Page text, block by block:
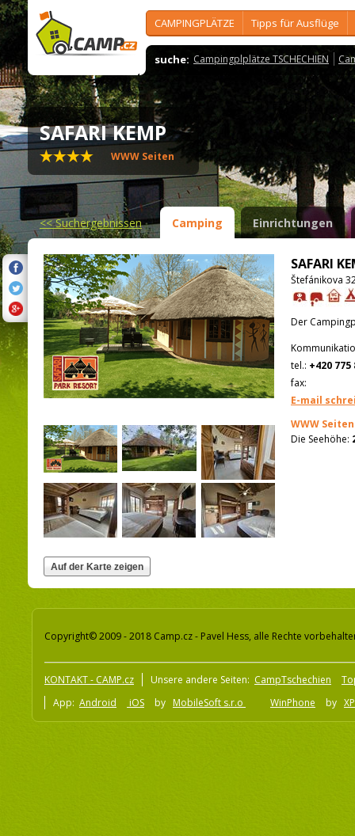
CAMPINGPLÄTZE Tipps für Ausflüge
suche: Campingplplätze TSCHECHIEN
SAFARI KEMP
WWW Seiten
<<Suchergebnissen Camping Einrichtungen
SAFARI
Štefánikova
Der
tel.: +420 775
fax:
E-mail
WWW Seiten
Die Seehöhe:
Copyright© 2009 - 2018 Camp.cz - Pavel Hess, alle Rechte
KONTAKT - CAMP.cz Unsere andere Seiten: CampTschechien
App: Android iOS by MobileSoft s.r.o WinPhone by